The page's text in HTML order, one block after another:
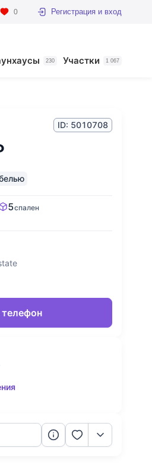
0 Регистрация и вход
230 Участки 1 067
ID: 5010708
5спален
телефон